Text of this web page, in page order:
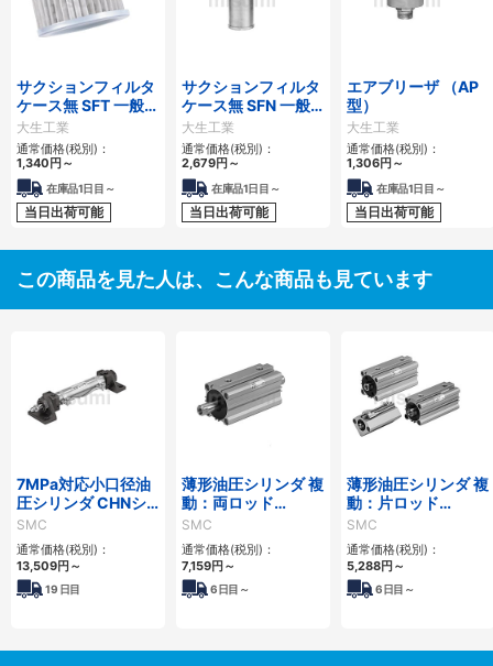
サクションフィルタ
ケース無 SFT 一般作
動油用
大生工業
通常価格(税別)：
1,340円～
在庫品1日目～
当日出荷可能
サクションフィルタ
ケース無 SFN 一般
作動油用
大生工業
通常価格(税別)：
2,679円～
在庫品1日目～
当日出荷可能
エアブリーザ （AP
型）
大生工業
通常価格(税別)：
1,306円～
在庫品1日目～
当日出荷可能
この商品を見た人は、こんな商品も見ています
7MPa対応小口径油
圧シリンダ CHNシ
リーズ
SMC
通常価格(税別)：
13,509円～
19 日目
薄形油圧シリンダ 複
動：両ロッド
CH□QWBシリーズ
SMC
通常価格(税別)：
7,159円～
6日目～
薄形油圧シリンダ 複
動：片ロッド
CH□QBシリーズ
SMC
通常価格(税別)：
5,288円～
6日目～